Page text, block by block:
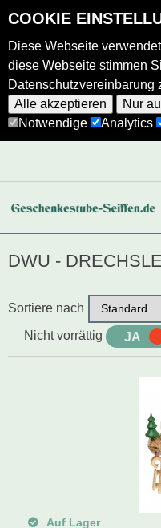
COOKIE
Diese Webseite
diese Webseite stimmen
Datenschutzvereinbarung
Alle akzeptieren
Nur
Notwendige
Analytics
Alle Produkte
Holzkunst nach Hersteller
DWU -
Sortiere nach
Nicht vorrättig JA
Auf Lager